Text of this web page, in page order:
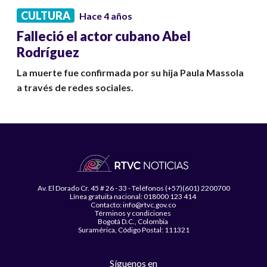
CULTURA Hace 4 años
Falleció el actor cubano Abel
Rodríguez
La muerte fue confirmada por su hija Paula Massola
a través de redes sociales.
Av. El Dorado Cr. 45 # 26 - 33 - Teléfonos (+57)(601) 2200700
Línea gratuita nacional: 018000 123 414
Contacto: info@rtvc.gov.co
Términos y condiciones
Bogotá D.C., Colombia
Suramérica, Código Postal: 111321
Síguenos en